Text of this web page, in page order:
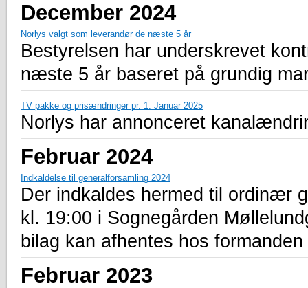
December 2024
Norlys valgt som leverandør de næste 5 år
Bestyrelsen har underskrevet
næste 5 år baseret på grundig
TV pakke og prisændringer pr. 1. Januar 2025
Norlys har annonceret
Februar 2024
Indkaldelse til generalforsamling 2024
Der indkaldes hermed til ordinær
kl. 19:00 i Sognegården
bilag kan afhentes hos
Februar 2023